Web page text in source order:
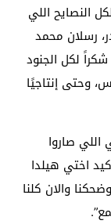
النصايح اللي
رسلان محمد
لكل الجنود
وحتى إنتاجيًا
اللي صاروا
اختي هيلدا
والان كلنا